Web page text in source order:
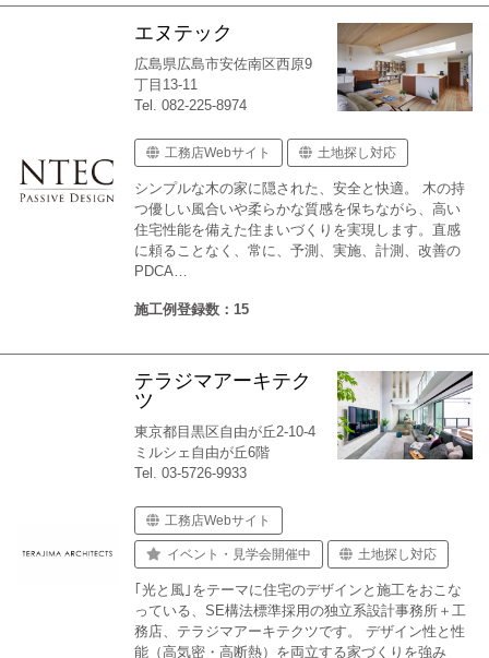
エヌテック
広島県広島市安佐南区西原9
丁目13-11
Tel. 082-225-8974
工務店Webサイト 土地探し対応
シンプルな木の家に隠された、安全と快適。 木の持
つ優しい風合いや柔らかな質感を保ちながら、高い
住宅性能を備えた住まいづくりを実現します。直感
に頼ることなく、常に、予測、実施、計測、改善の
PDCA…
施工例登録数：15
テラジマアーキテク
ツ
東京都目黒区自由が丘2-10-4
ミルシェ自由が丘6階
Tel. 03-5726-9933
工務店Webサイト
イベント・見学会開催中 土地探し対応
｢光と風｣をテーマに住宅のデザインと施工をおこな
っている、SE構法標準採用の独立系設計事務所＋工
務店、テラジマアーキテクツです。 デザイン性と性
能（高気密・高断熱）を両立する家づくりを強み